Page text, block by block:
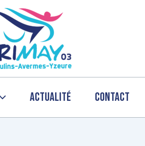
Actualité Contact